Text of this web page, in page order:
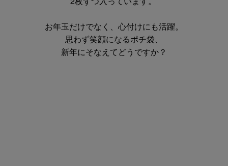
お年玉だけでなく、心付けにも活躍。
思わず笑顔になるポチ袋、
新年にそなえてどうですか？